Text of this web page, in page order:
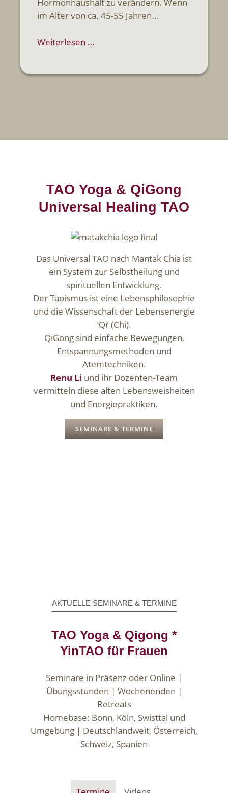
im Alter von ca. 45-55 Jahren...
Weiterlesen …
TAO Yoga & QiGong
Universal Healing TAO
Das Universal TAO nach Mantak Chia ist
ein System zur Selbstheilung und
spirituellen Entwicklung.
Der Taoismus ist eine Lebensphilosophie
und die Wissenschaft der Lebensenergie
‘Qi’ (Chi).
QiGong sind einfache Bewegungen,
Entspannungsmethoden und
Atemtechniken.
Renu Li und ihr Dozenten-Team
vermitteln diese alten Lebensweisheiten
und Energiepraktiken.
SEMINARE & TERMINE
AKTUELLE SEMINARE & TERMINE
TAO Yoga & Qigong *
YinTAO für Frauen
Seminare in Präsenz oder Online |
Übungsstunden | Wochenenden |
Retreats
Homebase: Bonn, Köln, Swisttal und
Umgebung | Deutschlandweit, Österreich,
Schweiz, Spanien